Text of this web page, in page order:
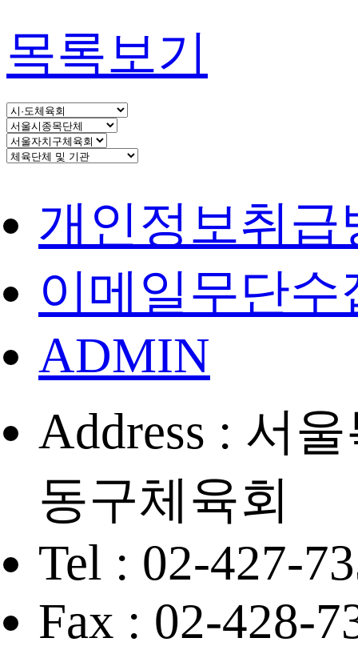
목록보기
개인정보취급
이메일무단수
ADMIN
Address : 서
동구체육회
Tel : 02-427-
Fax : 02-428-